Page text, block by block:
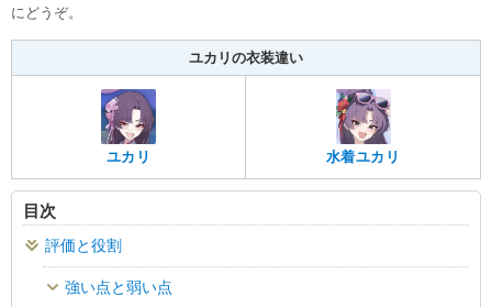
にどうぞ。
ユカリの衣装違い
ユカリ 水着ユカリ
目次
評価と役割
強い点と弱い点